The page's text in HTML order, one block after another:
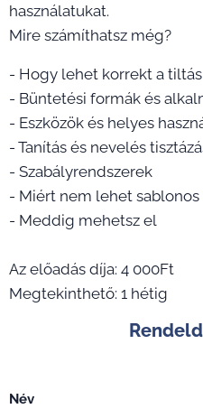
használatukat.
Mire számíthatsz még?
- Hogy lehet korrekt a tiltás
- Büntetési formák és
- Eszközök és helyes
- Tanítás és nevelés
- Szabályrendszerek
- Miért nem lehet
- Meddig mehetsz el
Az előadás díja: 4 000Ft
Megtekinthető: 1 hétig
Név